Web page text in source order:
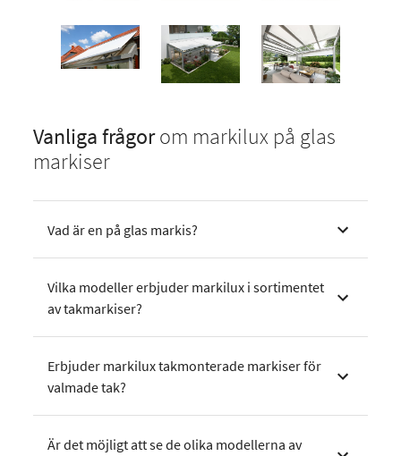
Vanliga frågorom markilux på glas
markiser
Vad är en på glas markis?
Vilka modeller erbjuder markilux i sortimentet
av takmarkiser?
Erbjuder markilux takmonterade markiser för
valmade tak?
Är det möjligt att se de olika modellerna av